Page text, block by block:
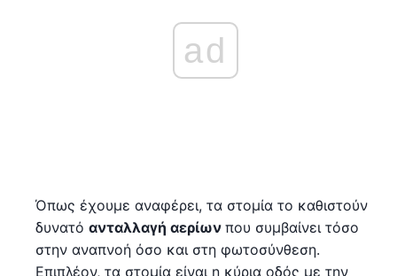
ad
Όπως έχουμε αναφέρει, τα στομία το καθιστούν
δυνατό ανταλλαγή αερίων που συμβαίνει τόσο
στην αναπνοή όσο και στη φωτοσύνθεση.
Επιπλέον, τα στομία είναι η κύρια οδός με την